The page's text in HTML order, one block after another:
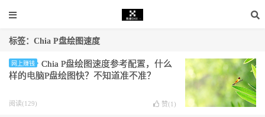
标签：Chia P盘绘图速度
网上赚钱
Chia P盘绘图速度参考配置，什么
样的电脑P盘绘图快？不知道准不准？
阅读(129) 赞(1 )